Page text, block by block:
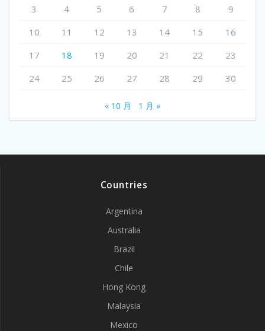
3
4 5 6 7 8
9
10
11 12 13 14 15
16
17
18 19 20 21 22
23
24
25 26 27 28 29 30
« 10 月 1 月 »
Countries
Argentina
Australia
Brazil
Chile
Hong Kong
Malaysia
Mexico